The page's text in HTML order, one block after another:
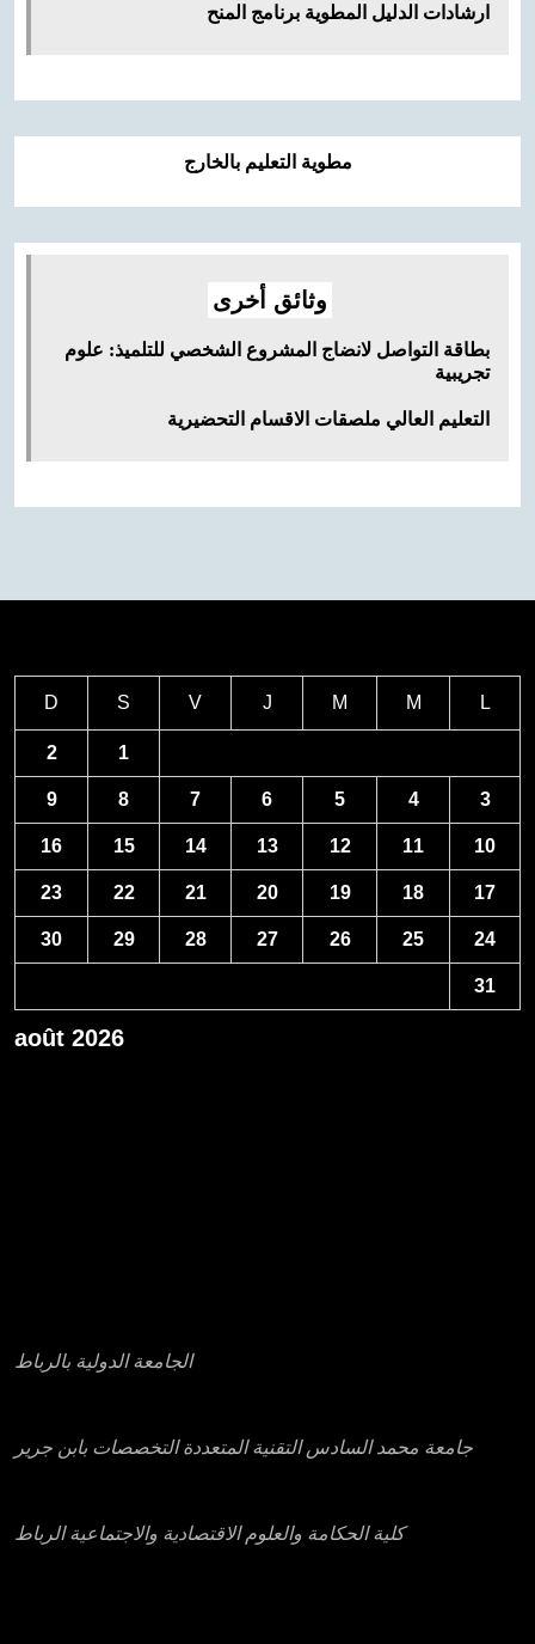
ارشادات الدليل المطوية برنامج المنح
مطوية التعليم بالخارج
وثائق أخرى
بطاقة التواصل لانضاج المشروع الشخصي للتلميذ: علوم
تجريبية
التعليم العالي ملصقات الاقسام التحضيرية
août 2026
L
M
M
J
V
S
D
1
2
3
4
5
6
7
8
9
10
11
12
13
14
15
16
17
18
19
20
21
22
23
24
25
26
27
28
29
30
31
الجامعة الدولية بالرباط
جامعة محمد السادس التقنية المتعددة التخصصات بابن جرير
كلية الحكامة والعلوم الاقتصادية والاجتماعية الرباط